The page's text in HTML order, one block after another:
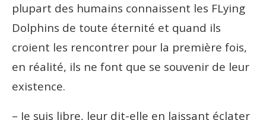
plupart des humains connaissent les FLying
Dolphins de toute éternité et quand ils
croient les rencontrer pour la première fois,
en réalité, ils ne font que se souvenir de leur
existence.
– Je suis libre, leur dit-elle en laissant éclater